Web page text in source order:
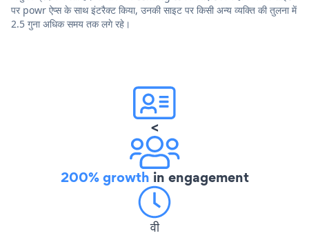
पर powr ऐप्स के साथ इंटरैक्ट किया, उनकी साइट पर किसी अन्य व्यक्ति की तुलना में
2.5 गुना अधिक समय तक लगे रहे।
<
200% growth in engagement
वी